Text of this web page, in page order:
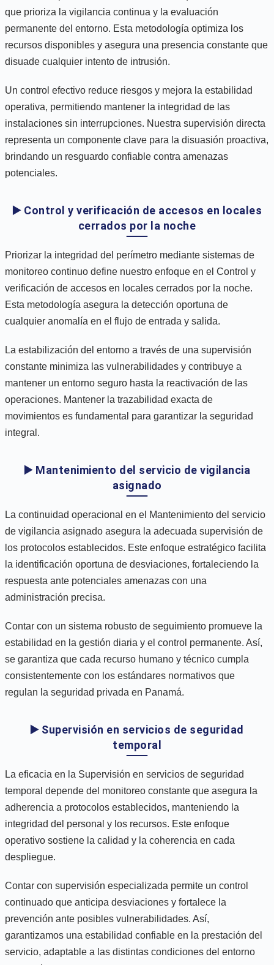
que prioriza la vigilancia continua y la evaluación
permanente del entorno. Esta metodología optimiza los
recursos disponibles y asegura una presencia constante que
disuade cualquier intento de intrusión.
Un control efectivo reduce riesgos y mejora la estabilidad
operativa, permitiendo mantener la integridad de las
instalaciones sin interrupciones. Nuestra supervisión directa
representa un componente clave para la disuasión proactiva,
brindando un resguardo confiable contra amenazas
potenciales.
▶️ Control y verificación de accesos en locales
cerrados por la noche
Priorizar la integridad del perímetro mediante sistemas de
monitoreo continuo define nuestro enfoque en el Control y
verificación de accesos en locales cerrados por la noche.
Esta metodología asegura la detección oportuna de
cualquier anomalía en el flujo de entrada y salida.
La estabilización del entorno a través de una supervisión
constante minimiza las vulnerabilidades y contribuye a
mantener un entorno seguro hasta la reactivación de las
operaciones. Mantener la trazabilidad exacta de
movimientos es fundamental para garantizar la seguridad
integral.
▶️ Mantenimiento del servicio de vigilancia
asignado
La continuidad operacional en el Mantenimiento del servicio
de vigilancia asignado asegura la adecuada supervisión de
los protocolos establecidos. Este enfoque estratégico facilita
la identificación oportuna de desviaciones, fortaleciendo la
respuesta ante potenciales amenazas con una
administración precisa.
Contar con un sistema robusto de seguimiento promueve la
estabilidad en la gestión diaria y el control permanente. Así,
se garantiza que cada recurso humano y técnico cumpla
consistentemente con los estándares normativos que
regulan la seguridad privada en Panamá.
▶️ Supervisión en servicios de seguridad
temporal
La eficacia en la Supervisión en servicios de seguridad
temporal depende del monitoreo constante que asegura la
adherencia a protocolos establecidos, manteniendo la
integridad del personal y los recursos. Este enfoque
operativo sostiene la calidad y la coherencia en cada
despliegue.
Contar con supervisión especializada permite un control
continuado que anticipa desviaciones y fortalece la
prevención ante posibles vulnerabilidades. Así,
garantizamos una estabilidad confiable en la prestación del
servicio, adaptable a las distintas condiciones del entorno